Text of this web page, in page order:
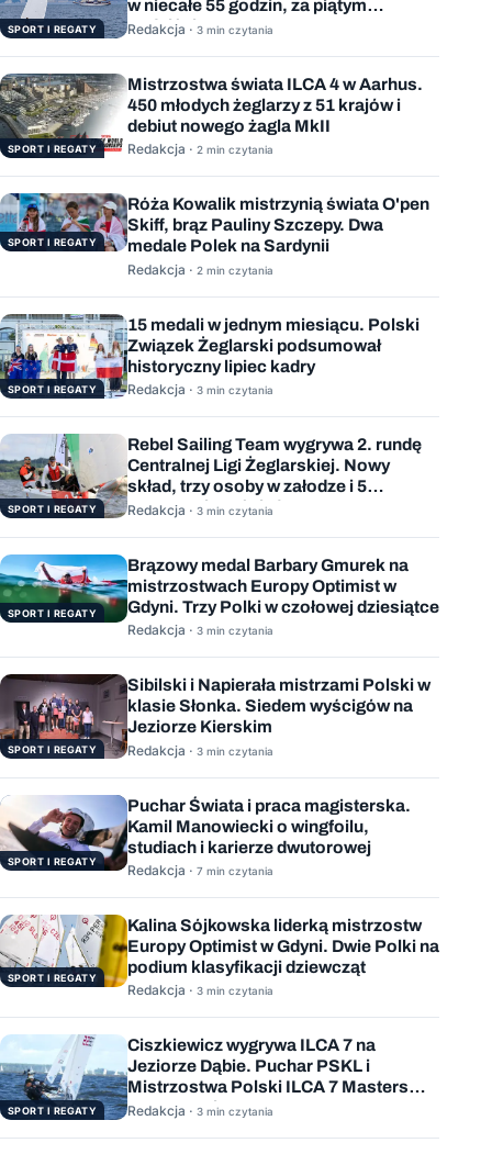
SPORT I REGATY
w niecałe 55 godzin, za piątym
podejściem
Redakcja · 3 min czytania
SPORT I REGATY
Mistrzostwa świata ILCA 4 w Aarhus.
450 młodych żeglarzy z 51 krajów i
debiut nowego żagla MkII
Redakcja · 2 min czytania
SPORT I REGATY
Róża Kowalik mistrzynią świata O'pen
Skiff, brąz Pauliny Szczepy. Dwa
medale Polek na Sardynii
Redakcja · 2 min czytania
SPORT I REGATY
15 medali w jednym miesiącu. Polski
Związek Żeglarski podsumował
historyczny lipiec kadry
Redakcja · 3 min czytania
SPORT I REGATY
Rebel Sailing Team wygrywa 2. rundę
Centralnej Ligi Żeglarskiej. Nowy
skład, trzy osoby w załodze i 5
wygranych wyścigów
Redakcja · 3 min czytania
SPORT I REGATY
Brązowy medal Barbary Gmurek na
mistrzostwach Europy Optimist w
Gdyni. Trzy Polki w czołowej dziesiątce
Redakcja · 3 min czytania
SPORT I REGATY
Sibilski i Napierała mistrzami Polski w
klasie Słonka. Siedem wyścigów na
Jeziorze Kierskim
Redakcja · 3 min czytania
SPORT I REGATY
Puchar Świata i praca magisterska.
Kamil Manowiecki o wingfoilu,
studiach i karierze dwutorowej
Redakcja · 7 min czytania
SPORT I REGATY
Kalina Sójkowska liderką mistrzostw
Europy Optimist w Gdyni. Dwie Polki na
podium klasyfikacji dziewcząt
Redakcja · 3 min czytania
SPORT I REGATY
Ciszkiewicz wygrywa ILCA 7 na
Jeziorze Dąbie. Puchar PSKL i
Mistrzostwa Polski ILCA 7 Masters
rozstrzygnięte
Redakcja · 3 min czytania